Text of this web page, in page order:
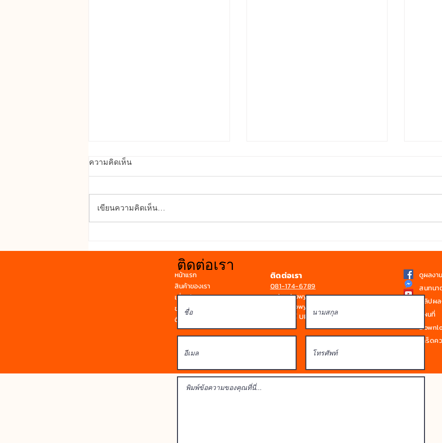
คุณสมบัติเด่นของ UPVC
ทนฝน ไม่บิดงอ โก่งตัว หรือผุกร่อน
จากความชื้นได้ดี กันน้ำและ
ลดเสียงรบกวนจ
เอียงน้อย
ใส
ความคิดเห็น
เขียนความคิดเห็น…
หน้าแรก
สินค้าของเรา
เกี่ยวกับเรา
ข่าวสาร
ติดต่อเรา
ติดต่อเรา
081-174-6789
sale@bowyen.com
Line : bowyen
ดูโบรชัวร์ UPVC / SPVC
ดูผลงาน
สนทนา
คลิปผ
แผนที่
เกร็ด
ติดต่อเรา